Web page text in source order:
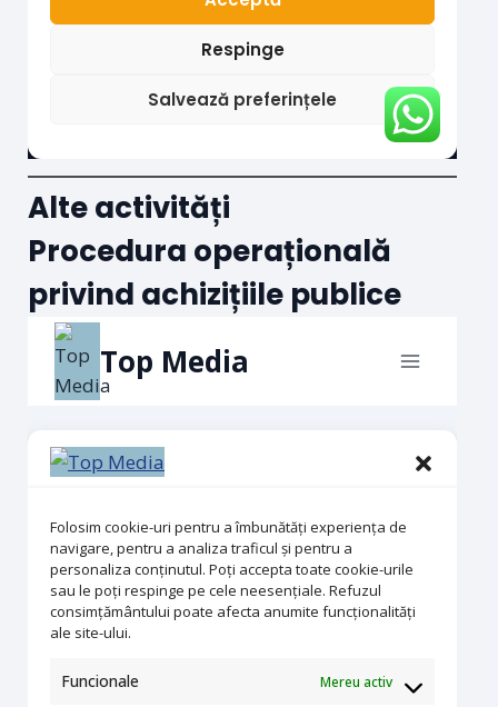
Alte activități
Procedura operațională
privind achizițiile publice